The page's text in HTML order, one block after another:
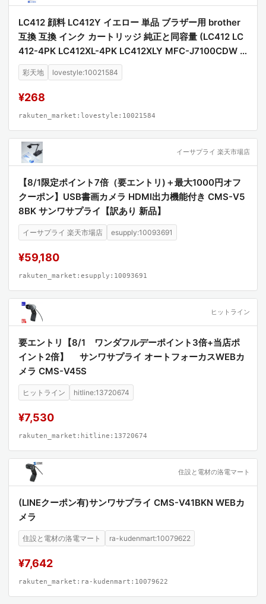
LC412 顔料 LC412Y イエロー 単品 ブラザー用 brother
互換 互換 インク カートリッジ 純正と同容量 (LC412 LC
412-4PK LC412XL-4PK LC412XLY MFC-J7100CDW L
C 412 MFC-J7300CDW MFCJ7100CDW MFCJ7300C
DW)
彩天地 lovestyle:10021584
¥268
rakuten_market:lovestyle:10021584
イーサプライ 楽天市場店
【8/1限定ポイント7倍（要エントリ)＋最大1000円オフ
クーポン】USB書画カメラ HDMI出力機能付き CMS-V5
8BK サンワサプライ【訳あり 新品】
イーサプライ 楽天市場店 esupply:10093691
¥59,180
rakuten_market:esupply:10093691
ヒットライン
要エントリ【8/1 ワンダフルデーポイント3倍+当店ポ
イント2倍】 サンワサプライ オートフォーカスWEBカ
メラ CMS-V45S
ヒットライン hitline:13720674
¥7,530
rakuten_market:hitline:13720674
住設と電材の洛電マート
(LINEクーポン有)サンワサプライ CMS-V41BKN WEBカ
メラ
住設と電材の洛電マート ra-kudenmart:10079622
¥7,642
rakuten_market:ra-kudenmart:10079622